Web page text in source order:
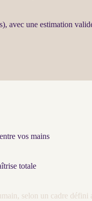
avec une estimation
vos mains
totale
selon un cadre défini